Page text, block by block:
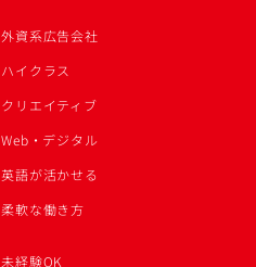
外資系広告会社
ハイクラス
クリエイティブ
Web・デジタル
英語が活かせる
柔軟な働き方
未経験OK